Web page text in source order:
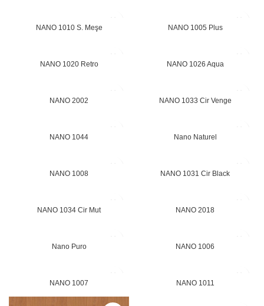
NANO 1010 S. Meşe NANO 1005 Plus
NANO 1020 Retro NANO 1026 Aqua
NANO 2002 NANO 1033 Cir Venge
NANO 1044 Nano Naturel
NANO 1008 NANO 1031 Cir Black
NANO 1034 Cir Mut NANO 2018
Nano Puro NANO 1006
NANO 1007 NANO 1011